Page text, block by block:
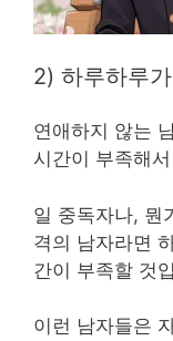
2) 하루하루
연애하지 않는
시간이 부족해
일 중독자나, 뭔
격의 남자라면
간이 부족할 것
이런 남자들은